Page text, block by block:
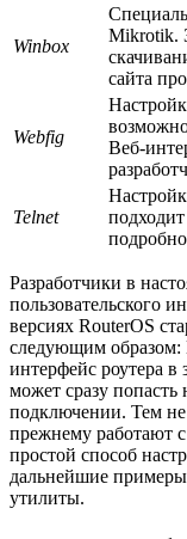
Winbox
Mikrotik.
сайта
Webfig
Веб-
Telnet
подробно
Разработчики в
пользовательского
версиях RouterOS
следующим образом:
интерфейс роутера в
может сразу
подключении. Тем
прежнему работают
простой способ
дальнейшие
утилиты.